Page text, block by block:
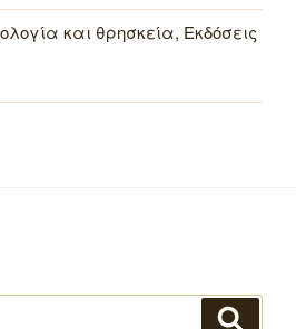
και θρησκεία, Εκδόσεις